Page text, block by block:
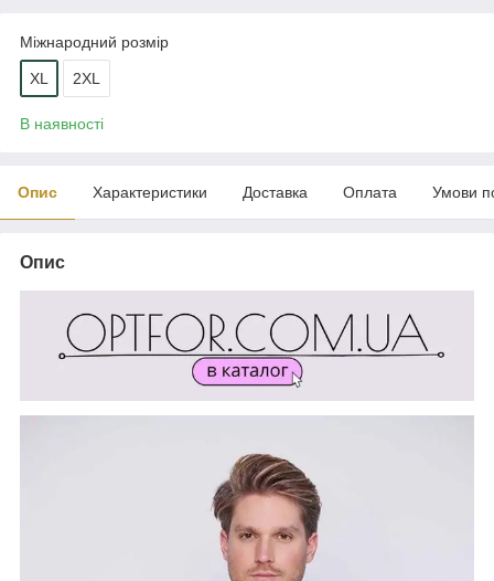
Міжнародний розмір
XL 2XL
В наявності
Опис Характеристики Доставка Оплата Умови
Опис